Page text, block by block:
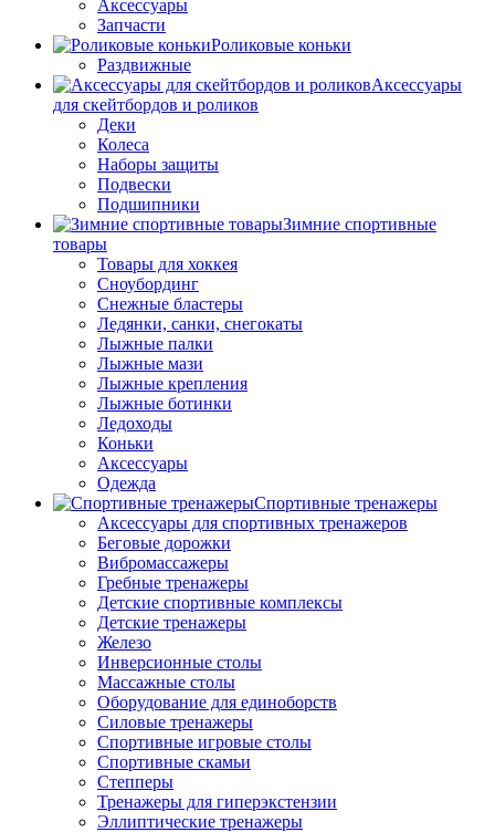
Аксессуары
Запчасти
Роликовые коньки
Раздвижные
Аксессуары
для скейтбордов и роликов
Деки
Колеса
Наборы защиты
Подвески
Подшипники
Зимние спортивные
товары
Товары для хоккея
Сноубординг
Снежные бластеры
Ледянки, санки, снегокаты
Лыжные палки
Лыжные мази
Лыжные крепления
Лыжные ботинки
Ледоходы
Коньки
Аксессуары
Одежда
Спортивные тренажеры
Аксессуары для спортивных тренажеров
Беговые дорожки
Вибромассажеры
Гребные тренажеры
Детские спортивные комплексы
Детские тренажеры
Железо
Инверсионные столы
Массажные столы
Оборудование для единоборств
Силовые тренажеры
Спортивные игровые столы
Спортивные скамьи
Степперы
Тренажеры для гиперэкстензии
Эллиптические тренажеры